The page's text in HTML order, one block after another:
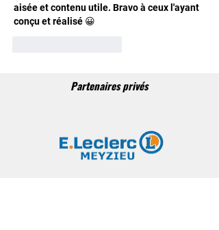
aisée et contenu utile. Bravo à ceux l'ayant
conçu et réalisé 😀
Partenaires privés